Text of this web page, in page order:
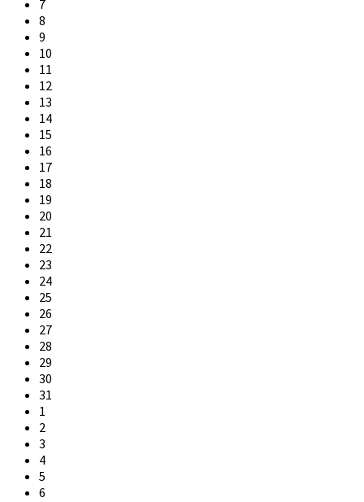
7
8
9
10
11
12
13
14
15
16
17
18
19
20
21
22
23
24
25
26
27
28
29
30
31
1
2
3
4
5
6